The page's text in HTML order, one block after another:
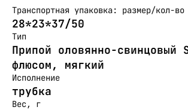
Транспортная упаковка: размер/кол-во
28*23*37/50
Тип
Припой оловянно-свинцовый
флюсом, мягкий
Исполнение
трубка
Вес, г